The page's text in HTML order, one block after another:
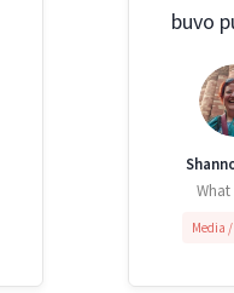
buvo
What
Media